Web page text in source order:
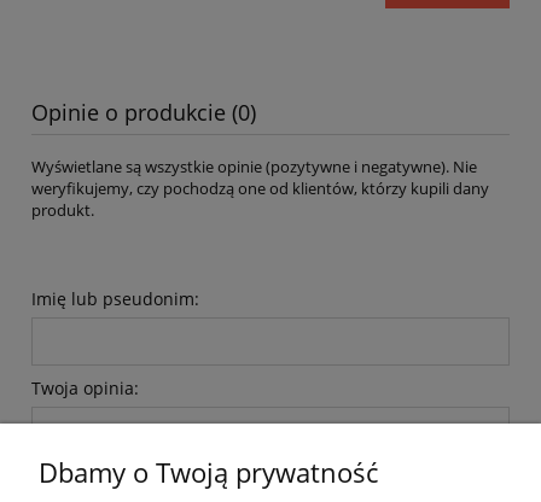
Opinie o produkcie (0)
Wyświetlane są wszystkie opinie (pozytywne i negatywne). Nie
weryfikujemy, czy pochodzą one od klientów, którzy kupili dany
produkt.
Imię lub pseudonim:
Twoja opinia:
Dbamy o Twoją prywatność